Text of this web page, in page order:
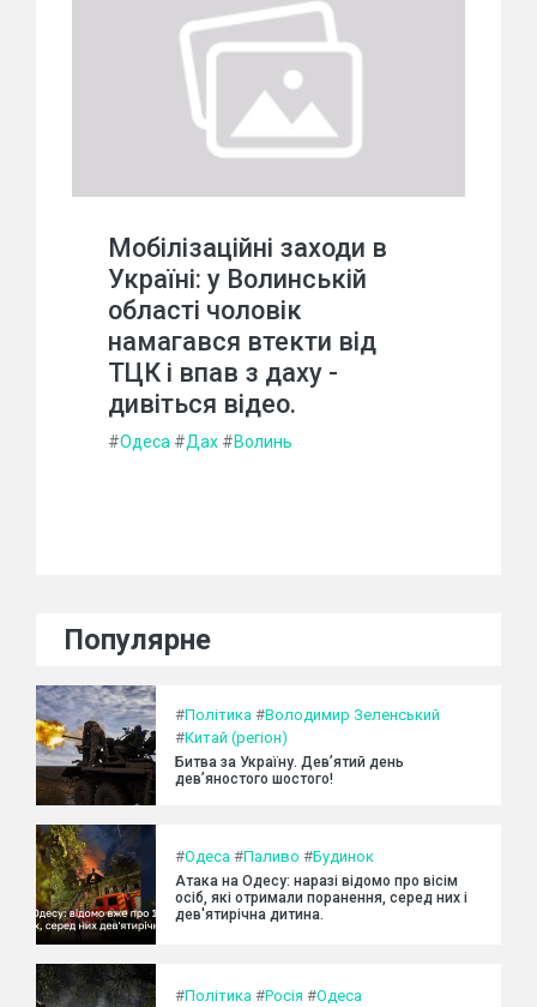
Мобілізаційні заходи в
Україні: у Волинській
області чоловік
намагався втекти від
ТЦК і впав з даху -
дивіться відео.
#Одеса #Дах #Волинь
Популярне
#Політика #Володимир Зеленський
#Китай (регіон)
Битва за Україну. Дев’ятий день
дев’яностого шостого!
#Одеса #Паливо #Будинок
Атака на Одесу: наразі відомо про вісім
осіб, які отримали поранення, серед них і
дев'ятирічна дитина.
#Політика #Росія #Одеса